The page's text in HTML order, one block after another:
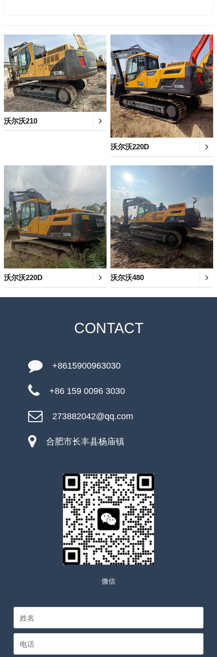
沃尔沃210
沃尔沃220D
沃尔沃220D 沃尔沃480
CONTACT
+8615900963030
+86 159 0096 3030
273882042@qq.com
合肥市长丰县杨庙镇
微信